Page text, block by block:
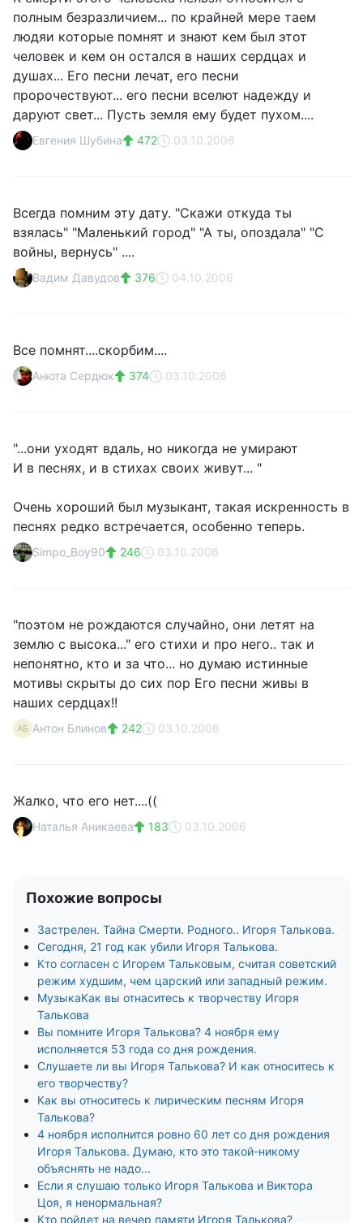
полным безразличием... по крайней мере таем
людяи которые помнят и знают кем был этот
человек и кем он остался в наших сердцах и
душах... Его песни лечат, его песни
пророчествуют... его песни вселют надежду и
даруют свет... Пусть земля ему будет пухом....
Евгения Шубина 472 03.10.2006
Всегда помним эту дату. "Скажи откуда ты
взялась" "Маленький город" "А ты, опоздала" "С
войны, вернусь" ....
Вадим Давудов 376 04.10.2006
Все помнят....скорбим....
Анюта Сердюк 374 03.10.2006
"...они уходят вдаль, но никогда не умирают
И в песнях, и в стихах своих живут... "
Очень хороший был музыкант, такая искренность в
песнях редко встречается, особенно теперь.
Simpo_Boy90 246 03.10.2006
"поэтом не рождаются случайно, они летят на
землю с высока..." его стихи и про него.. так и
непонятно, кто и за что... но думаю истинные
мотивы скрыты до сих пор Его песни живы в
наших сердцах!!
АБ Антон Блинов 242 03.10.2006
Жалко, что его нет....((
Наталья Аникаева 183 03.10.2006
Похожие вопросы
Застрелен. Тайна Смерти. Родного.. Игоря Талькова.
Сегодня, 21 год как убили Игоря Талькова.
Кто согласен с Игорем Тальковым, считая советский
режим худшим, чем царский или западный режим.
МузыкаКак вы отнаситесь к творчеству Игоря
Талькова
Вы помните Игоря Талькова? 4 ноября ему
исполняется 53 года со дня рождения.
Слушаете ли вы Игоря Талькова? И как относитесь к
его творчеству?
Как вы относитесь к лирическим песням Игоря
Талькова?
4 ноября исполнится ровно 60 лет со дня рождения
Игоря Талькова. Думаю, кто это такой-никому
объяснять не надо...
Если я слушаю только Игоря Талькова и Виктора
Цоя, я ненормальная?
Кто пойдет на вечер памяти Игоря Талькова?